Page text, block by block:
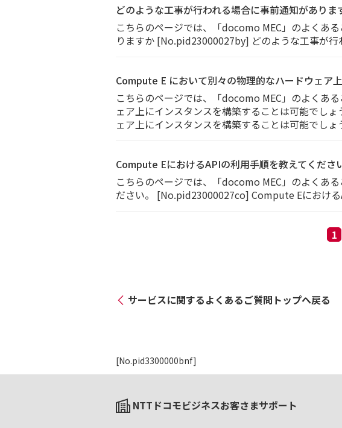
どのような工事が行われる場合に事前通知がありま
こちらのページでは、「docomo MEC」のよくあ
りますか [No.pid23000027by] どのような工事が
Compute E において別々の物理的なハードウェア
こちらのページでは、「docomo MEC」のよくあ
ェア上にインスタンスを構築することは可能でし
ェア上にインスタンスを構築することは可能でし
Compute EにおけるAPIの利用手順を教えてくださ
こちらのページでは、「docomo MEC」のよくあ
ださい。 [No.pid23000027co] Compute Eにおけ
1
サービスに関するよくあるご質問トップへ戻る
[No.pid3300000bnf]
NTTドコモビジネスお客さまサポート